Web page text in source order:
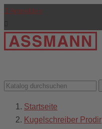
 Anmelden
Startseite
Kugelschreiber Prodir